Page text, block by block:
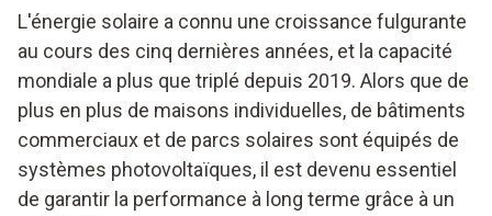
L'énergie solaire a connu une croissance fulgurante
au cours des cinq dernières années, et la capacité
mondiale a plus que triplé depuis 2019. Alors que de
plus en plus de maisons individuelles, de bâtiments
commerciaux et de parcs solaires sont équipés de
systèmes photovoltaïques, il est devenu essentiel
de garantir la performance à long terme grâce à un